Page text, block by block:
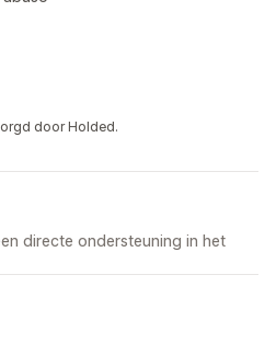
door Holded.
directe ondersteuning in het